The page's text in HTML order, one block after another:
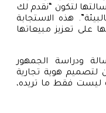
لتكون “نقدم لك
هذه الاستجابة
على تعزيز مبيعاتها
ودراسة الجمهور
هوية تجارية
ليست فقط ما تريده،